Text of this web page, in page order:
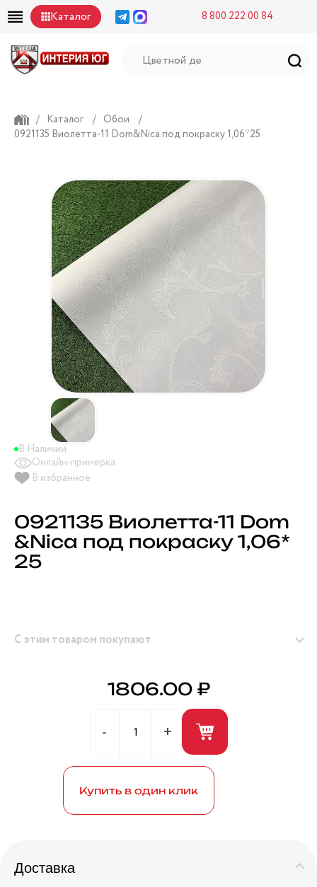
Каталог 8 800 222 00 84
/ Каталог / Обои
/
0921135 Виолетта-11 Dom&Nica под покраску 1,06*25
В Наличии
Онлайн-примерка
В избранное
0921135 Виолетта-11 Dom
&Nica под покраску 1,06*
25
С этим товаром покупают
Герметик универсальный (белый) 280мл ANDRE
BROS
1806.00 ₽
Купить в один клик
Доставка